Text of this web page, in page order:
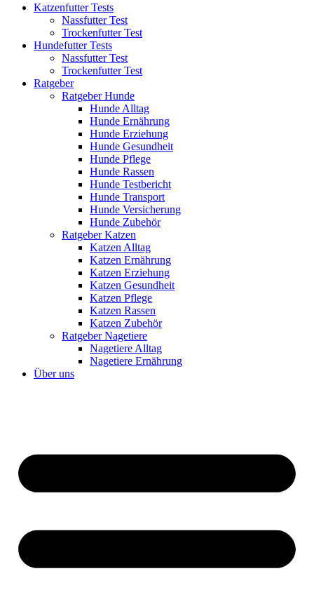
Katzenfutter Tests
Nassfutter Test
Trockenfutter Test
Hundefutter Tests
Nassfutter Test
Trockenfutter Test
Ratgeber
Ratgeber Hunde
Hunde Alltag
Hunde Ernährung
Hunde Erziehung
Hunde Gesundheit
Hunde Pflege
Hunde Rassen
Hunde Testbericht
Hunde Transport
Hunde Versicherung
Hunde Zubehör
Ratgeber Katzen
Katzen Alltag
Katzen Ernährung
Katzen Erziehung
Katzen Gesundheit
Katzen Pflege
Katzen Rassen
Katzen Zubehör
Ratgeber Nagetiere
Nagetiere Alltag
Nagetiere Ernährung
Über uns